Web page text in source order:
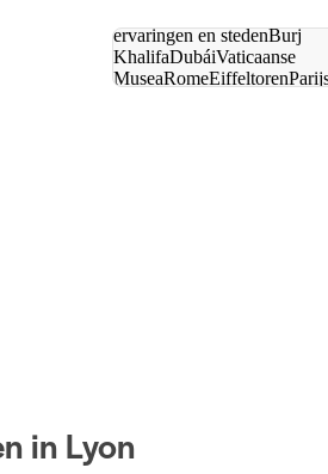
ervaringen en stedenBurj
KhalifaDubáiVaticaanse
MuseaRomeEiffeltoren
in Lyon